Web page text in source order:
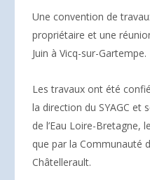
Une convention de
propriétaire et une
Juin à Vicq-sur-Gartempe.
Les travaux ont été
la direction du SYAGC et
de l’Eau Loire-Bretagne,
que par la Communauté
Châtellerault.